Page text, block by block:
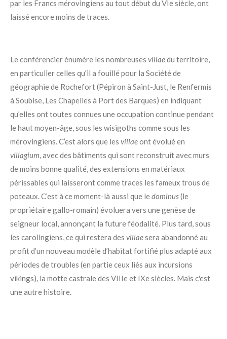
par les Francs mérovingiens au tout début du VIe siècle, ont
laissé encore moins de traces.
Le conférencier énumère les nombreuses villaedu territoire,
en particulier celles qu’il a fouillé pour la Société de
géographie de Rochefort(Pépiron à Saint-Just, le Renfermis
à Soubise, Les Chapelles à Port des Barques) en indiquant
qu’elles ont toutes connues une occupation continue pendant
le haut moyen-âge, sous les wisigoths comme sous les
mérovingiens. C’est alors que les villaeont évolué en
villagium , avec des bâtiments qui sont reconstruit avec murs
de moins bonne qualité, des extensions en matériaux
périssables qui laisseront comme traces les fameux trous de
poteaux. C’est à ce moment-là aussi que ledominus(le
propriétaire gallo-romain) évoluera vers une genèse de
seigneur local, annonçant la future féodalité. Plus tard, sous
les carolingiens, ce qui restera des villaesera abandonné au
profit d’un nouveau modèle d’habitat fortifié plus adapté aux
périodes de troubles (en partie ceux liés aux incursions
vikings), la motte castrale des VIIIe et IXe siècles. Mais c'est
une autre histoire.